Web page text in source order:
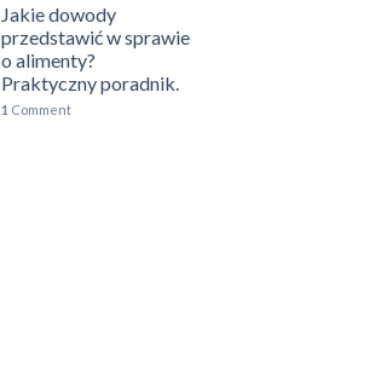
Jakie dowody
przedstawić w sprawie
o alimenty?
Praktyczny poradnik.
1 Comment